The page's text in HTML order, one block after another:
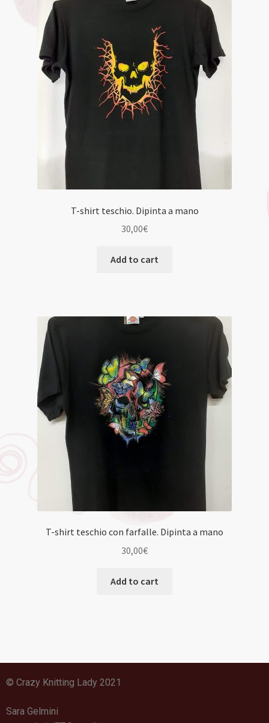
T-shirt teschio. Dipinta a mano
30,00€
Add to cart
T-shirt teschio con farfalle. Dipinta a mano
30,00€
Add to cart
© Crazy Knitting Lady 2021
Sara Gelmini